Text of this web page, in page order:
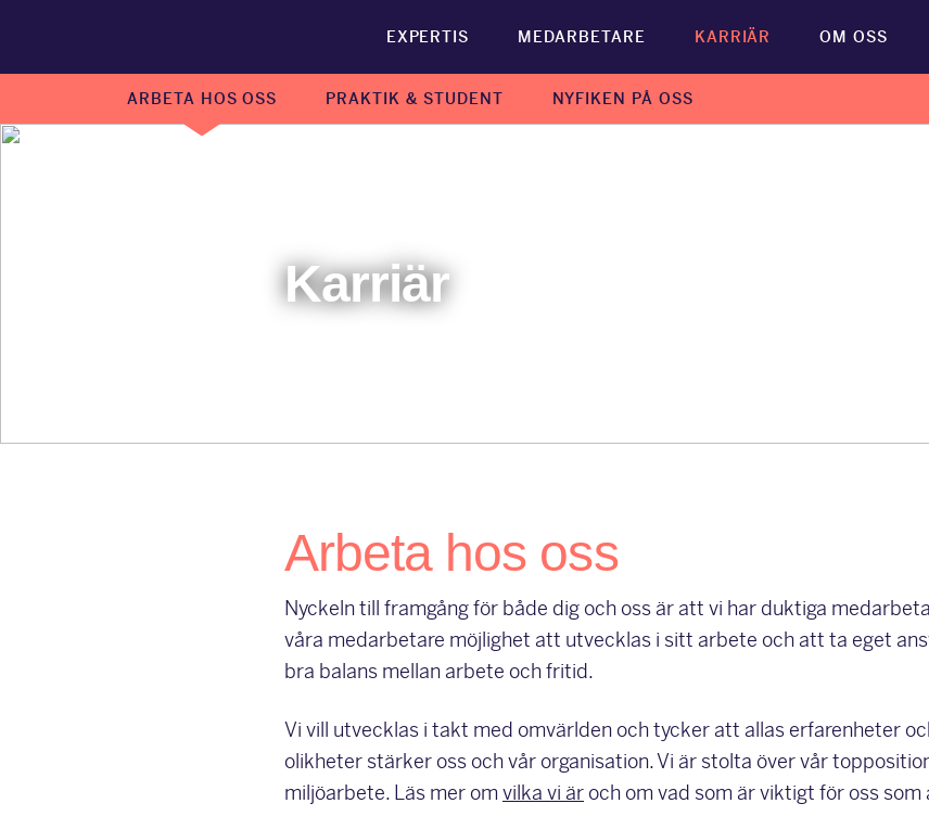
EXPERTIS MEDARBETARE KARRIÄR
ARBETA HOS OSS PRAKTIK & STUDENT NYFIKEN PÅ OSS
OM OSS
Karriär
Arbeta hos oss
Nyckeln till framgång för både dig och oss är att vi har duktiga
våra medarbetare möjlighet att utvecklas i sitt arbete och att ta eget
bra balans mellan arbete och fritid.
Vi vill utvecklas i takt med omvärlden och tycker att allas erfarenheter
olikheter stärker oss och vår organisation. Vi är stolta över vår
miljöarbete. Läs mer om vilka vi är och om vad som är viktigt för oss